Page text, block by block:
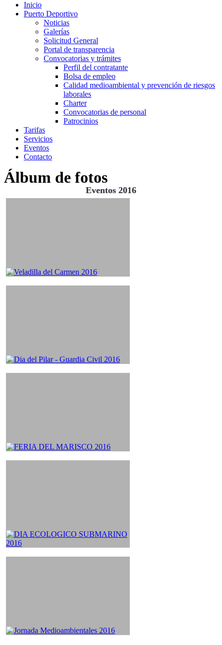
Inicio
Puerto Deportivo
Noticias
Galerías
Solicitud General
Portal de transparencia
Convocatorias y trámites
Perfil del contratante
Bolsa de empleo
Calidad medioambiental y prevención de riesgos
laborales
Charter
Convocatorias de personal
Patrocinios
Tarifas
Servicios
Eventos
Contacto
Álbum de fotos
Eventos 2016